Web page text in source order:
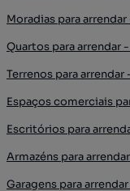
Moradias para
Quartos para
Terrenos para
Espaços comerciais
Escritórios para
Armazéns para
Garagens para